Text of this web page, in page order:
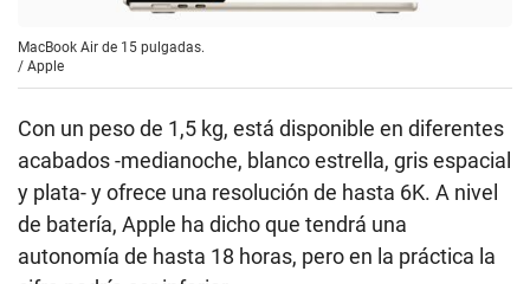
MacBook Air de 15 pulgadas.
/ Apple
Con un peso de 1,5 kg, está disponible en diferentes
acabados -medianoche, blanco estrella, gris espacial
y plata- y ofrece una resolución de hasta 6K. A nivel
de batería, Apple ha dicho que tendrá una
autonomía de hasta 18 horas, pero en la práctica la